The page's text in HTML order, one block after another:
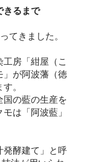
きるまで
てきました。
房「紺屋（こ
」が阿波藩（徳
。
の藍の生産を
は「阿波藍」
発酵建て」と呼